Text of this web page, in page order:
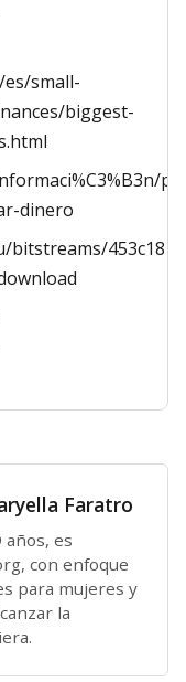
small-
biggest-
dinero
bitstreams/
Faratro
años, es
con enfoque
para mujeres y
la